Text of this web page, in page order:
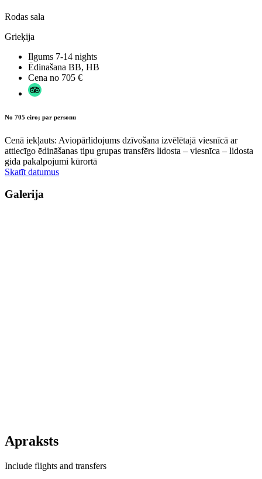
Rodas sala
Grieķija
Ilgums 7-14 nights
Ēdinašana BB, HB
Cena no 705 €
No 705 eiro; par personu
Cenā iekļauts: Aviopārlidojums dzīvošana izvēlētajā viesnīcā ar
attiecīgo ēdināšanas tipu grupas transfērs lidosta – viesnīca – lidosta
gida pakalpojumi kūrortā
Skatīt datumus
Galerija
Apraksts
Include flights and transfers